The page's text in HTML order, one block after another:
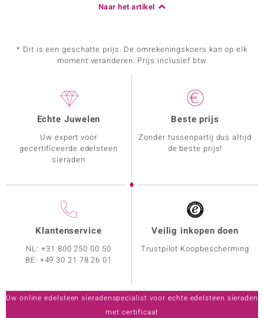
Naar het artikel
* Dit is een geschatte prijs. De omrekeningskoers kan op elk
moment veranderen. Prijs inclusief btw
Echte Juwelen
Uw expert voor
gecertificeerde edelsteen
sieraden
Beste prijs
Zonder tussenpartij dus altijd
de beste prijs!
Klantenservice
NL:+31 800 250 00 50
BE: +49 30 21 78 26 01
Veilig inkopen doen
Trustpilot Koopbescherming
Uw online edelsteen sieradenspecialist voor echte edelsteen sieraden
met certificaat